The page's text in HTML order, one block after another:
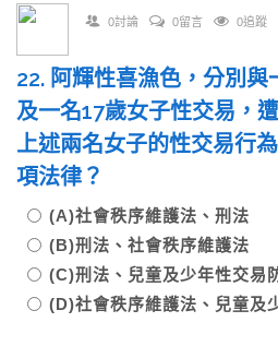
0討論 0留言 0追蹤
22. 阿輝性喜漁色，分別與
及一名17歲女子性交易，
上述兩名女子的性交易行
項法律？
(A)社會秩序維護法、刑法
(B)刑法、社會秩序維護法
(C)刑法、兒童及少年性交易
(D)社會秩序維護法、兒童及